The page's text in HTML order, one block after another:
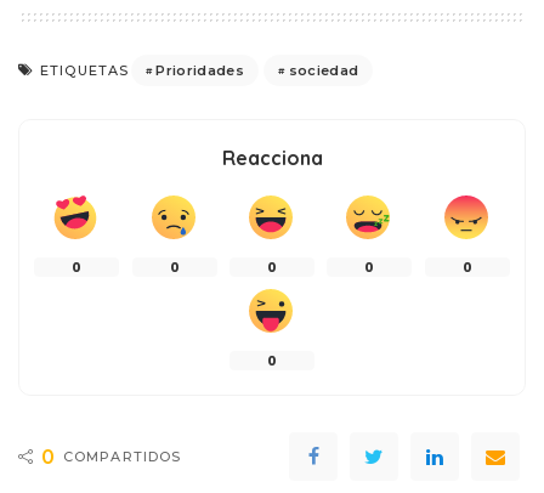
ETIQUETAS Prioridades sociedad
Reacciona
0 0 0 0 0
0
0 COMPARTIDOS